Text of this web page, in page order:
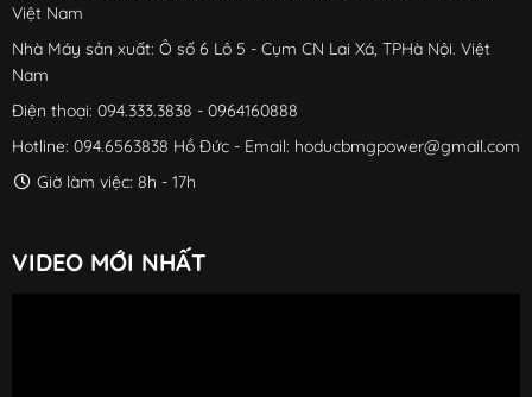
Việt Nam
Nhà Máy sản xuất: Ô số 6 Lô 5 - Cụm CN Lai Xá, TPHà Nội. Việt
Nam
Điện thoại: 094.333.3838 - 0964160888
Hotline: 094.6563838 Hồ Đức - Email: hoducbmgpower@gmail.com
Giờ làm việc: 8h - 17h
VIDEO MỚI NHẤT